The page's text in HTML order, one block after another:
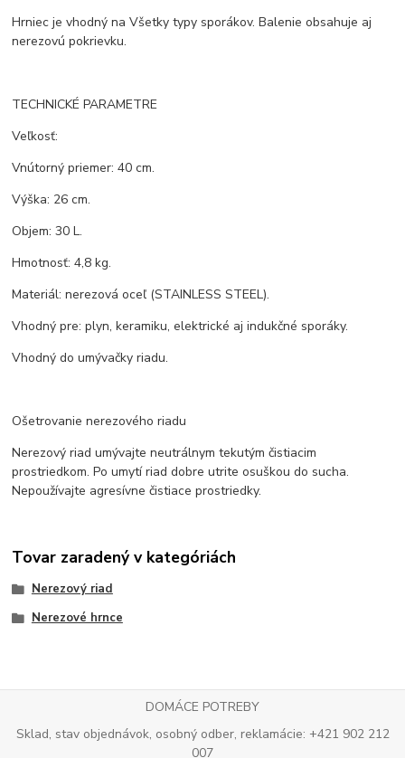
Hrniec je vhodný na Všetky typy sporákov. Balenie obsahuje aj
nerezovú pokrievku.
TECHNICKÉ PARAMETRE
Veľkosť:
Vnútorný priemer: 40 cm.
Výška: 26 cm.
Objem: 30 L.
Hmotnosť: 4,8 kg.
Materiál: nerezová oceľ (STAINLESS STEEL).
Vhodný pre: plyn, keramiku, elektrické aj indukčné sporáky.
Vhodný do umývačky riadu.
Ošetrovanie nerezového riadu
Nerezový riad umývajte neutrálnym tekutým čistiacim
prostriedkom. Po umytí riad dobre utrite osuškou do sucha.
Nepoužívajte agresívne čistiace prostriedky.
Tovar zaradený v kategóriách
Nerezový riad
Nerezové hrnce
DOMÁCE POTREBY
Sklad, stav objednávok, osobný odber, reklamácie: +421 902 212
007